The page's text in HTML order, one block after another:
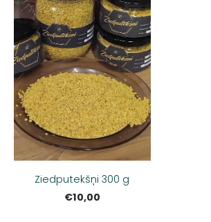
Ziedputekšņi 300 g
€10,00